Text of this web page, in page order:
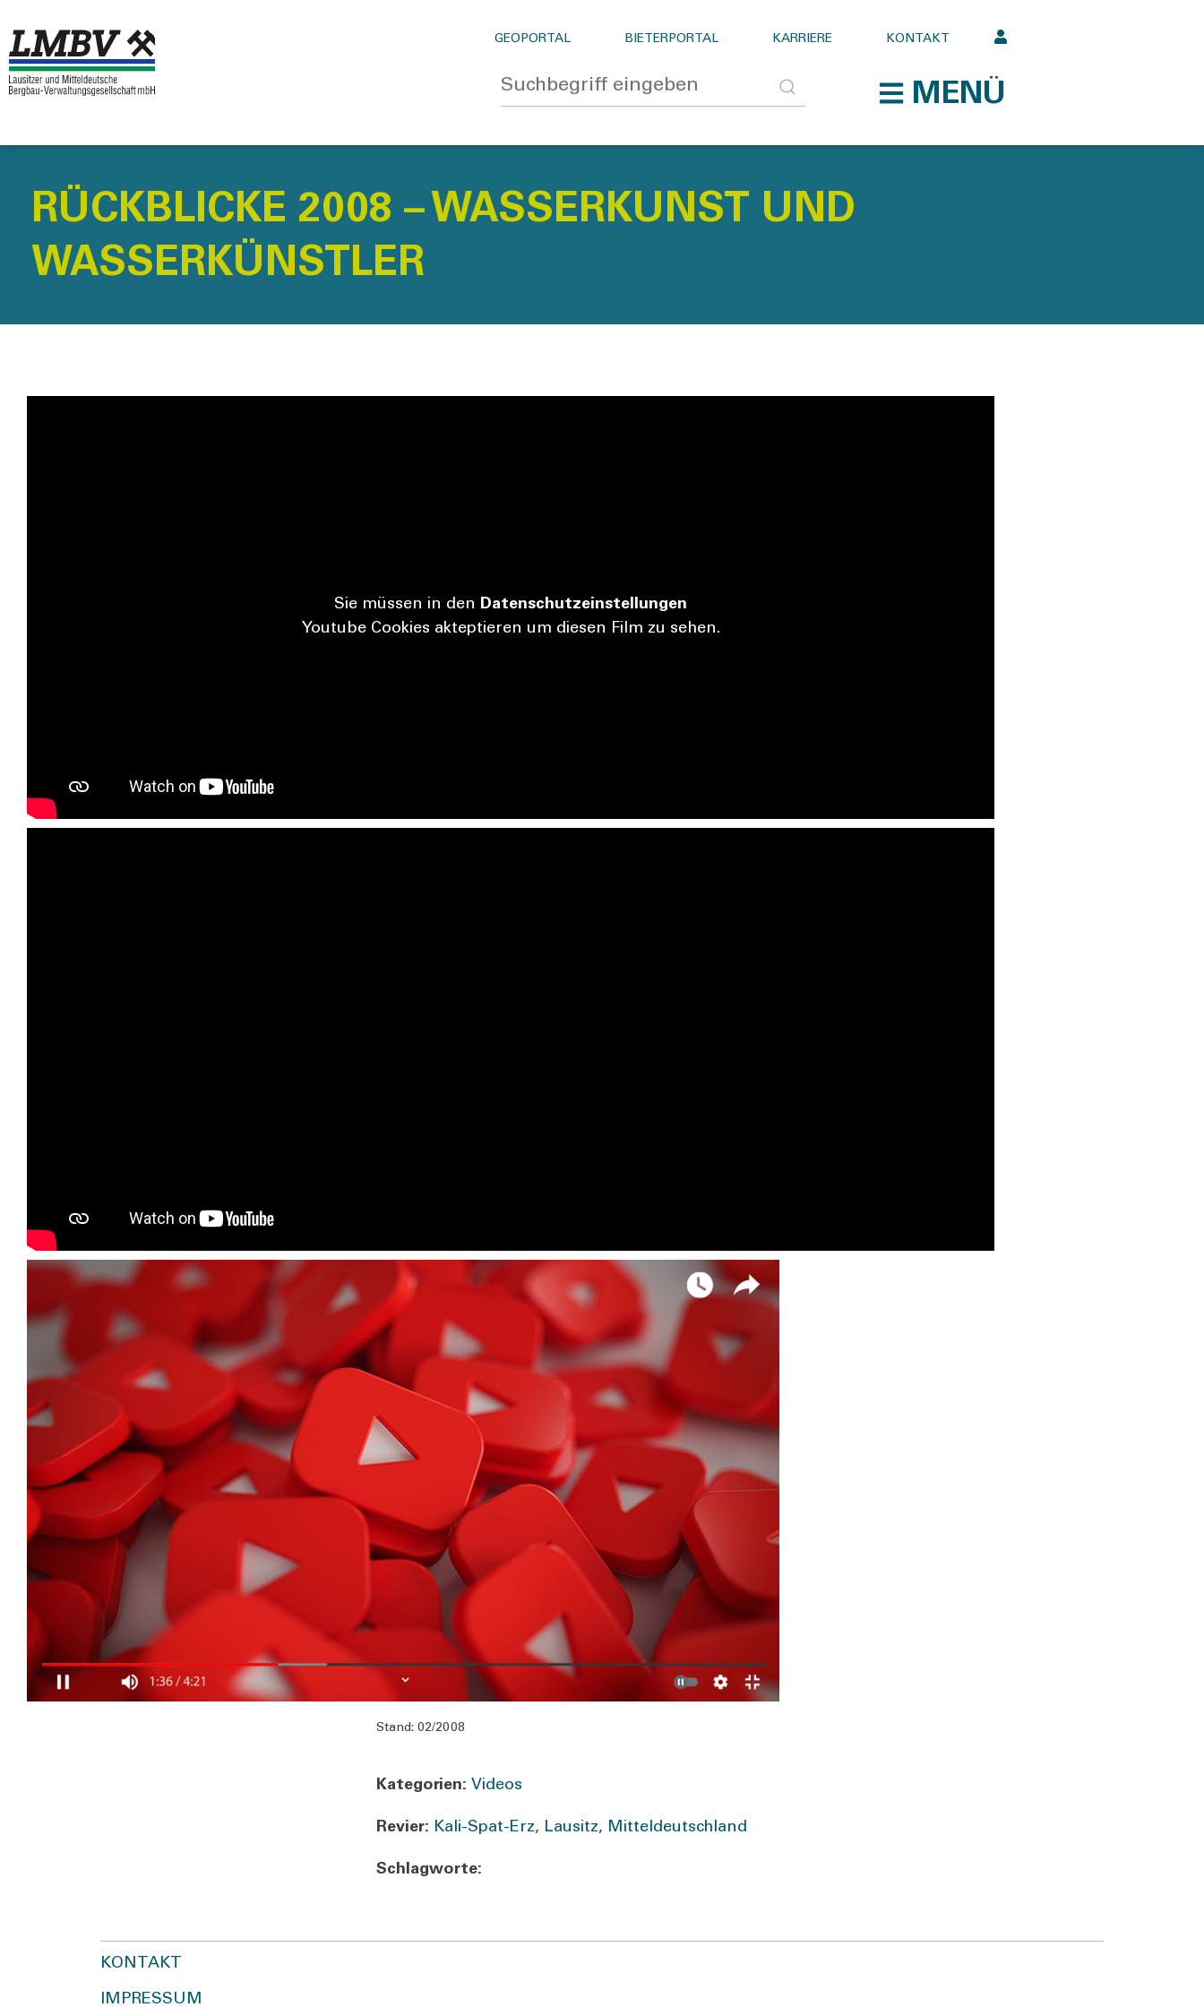
GEOPORTAL BIETERPORTAL KARRIERE KONTAKT
MENÜ
RÜCKBLICKE 2008 – WASSERKUNST UND
WASSERKÜNSTLER
Sie müs­sen in den Daten­schutz­ein­stel­lun­gen
You­tube Coo­kies aktep­tie­ren um die­sen Film zu sehen.
Stand: 02/2008
Kate­go­rien: Videos
Revier: Kali-Spat-Erz, Lau­sitz, Mit­tel­deutsch­land
Schlag­wor­te:
KONTAKT
IMPRESSUM